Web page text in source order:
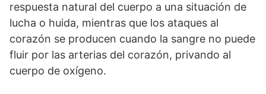
respuesta natural del cuerpo a una situación de
lucha o huida, mientras que los ataques al
corazón se producen cuando la sangre no puede
fluir por las arterias del corazón, privando al
cuerpo de oxígeno.